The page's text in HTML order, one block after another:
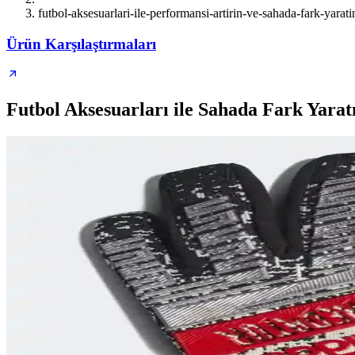
futbol-aksesuarlari-ile-performansi-artirin-ve-sahada-fark-
Ürün Karşılaştırmaları
Futbol Aksesuarları ile Sahada Fark